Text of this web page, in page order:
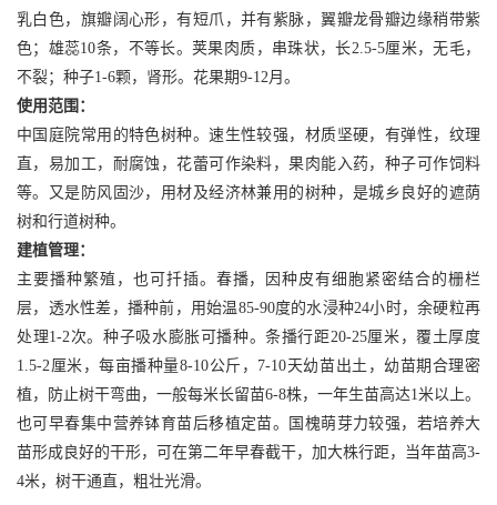
乳白色，旗瓣阔心形，有短爪，并有紫脉，翼瓣龙骨瓣边缘稍带紫
色；雄蕊10条，不等长。荚果肉质，串珠状，长2.5-5厘米，无毛，
不裂；种子1-6颗，肾形。花果期9-12月。
使用范围：
中国庭院常用的特色树种。速生性较强，材质坚硬，有弹性，纹理
直，易加工，耐腐蚀，花蕾可作染料，果肉能入药，种子可作饲料
等。又是防风固沙，用材及经济林兼用的树种，是城乡良好的遮荫
树和行道树种。
建植管理：
主要播种繁殖，也可扦插。春播，因种皮有细胞紧密结合的栅栏
层，透水性差，播种前，用始温85-90度的水浸种24小时，余硬粒再
处理1-2次。种子吸水膨胀可播种。条播行距20-25厘米，覆土厚度
1.5-2厘米，每亩播种量8-10公斤，7-10天幼苗出土，幼苗期合理密
植，防止树干弯曲，一般每米长留苗6-8株，一年生苗高达1米以上。
也可早春集中营养钵育苗后移植定苗。国槐萌芽力较强，若培养大
苗形成良好的干形，可在第二年早春截干，加大株行距，当年苗高3-
4米，树干通直，粗壮光滑。